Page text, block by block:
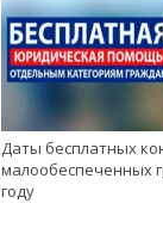
Даты бесплатных
малообеспеченных
году